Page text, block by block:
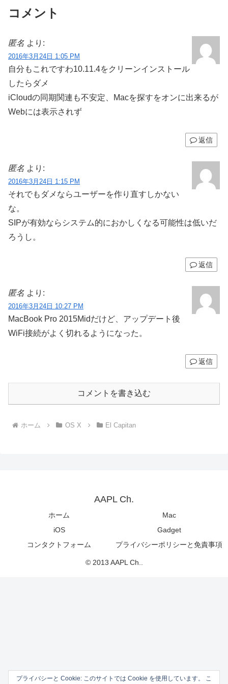
コメント
匿名 より:
2016年3月24日 1:05 PM
自分もこれですわ10.11.4をクリーンインストール
したらダメ
iCloudの同期関連も不安定、Macを探すをオンに出来るが
Webには表示されず
返信
匿名 より:
2016年3月24日 1:15 PM
それでもダメならユーザーを作り直すしかない
な。
SIPが有効ならシステム的におかしくなる可能性は低いだ
ろうし。
返信
匿名 より:
2016年3月24日 10:27 PM
MacBook Pro 2015Midだけど、アップデート後
WiFi接続がよく切れるようになった。
返信
コメントを書き込む
ホーム OS X El Capitan
AAPL Ch.
ホーム
Mac
iOS
Gadget
コンタクトフォーム
プライバシーポリシーと免責事項
© 2013 AAPL Ch..
プライバシーと Cookie: このサイトでは Cookie を使用しています。 こ